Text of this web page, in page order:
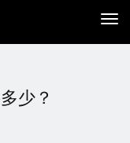
少？